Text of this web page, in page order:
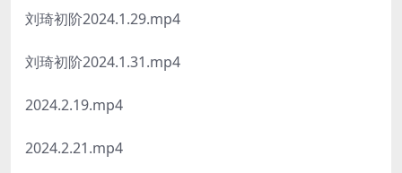
刘琦初阶2024.1.29.mp4
刘琦初阶2024.1.31.mp4
2024.2.19.mp4
2024.2.21.mp4